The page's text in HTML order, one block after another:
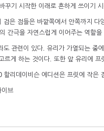
꾸기 시작한 이래로 흔하게 쓰이기
점들은 바깥쪽에서 안쪽까지 다
간극을 자연스럽게 이어주는 역할을
관련이 있다. 유리가 가열되는 중
게 하는 것이다. 또한 앞 유리에
리데이비슨 에디션은 프릿에 작은
이브